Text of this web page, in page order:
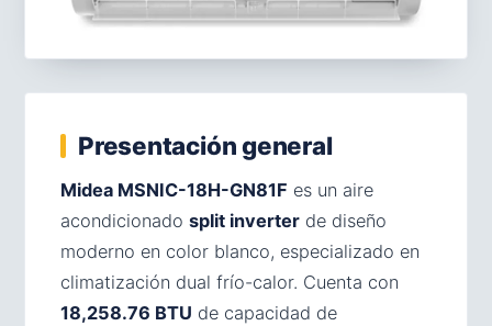
Presentación general
Midea MSNIC-18H-GN81F es un aire
acondicionado split inverter de diseño
moderno en color blanco, especializado en
climatización dual frío-calor. Cuenta con
18,258.76 BTU de capacidad de